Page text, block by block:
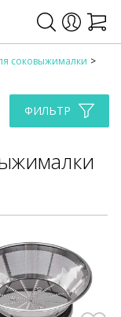
соковыжималки
ФИЛЬТР